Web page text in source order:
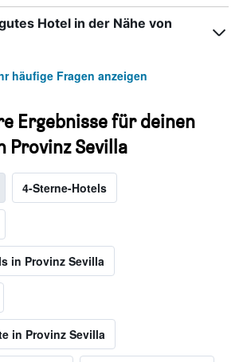
Hotel in der Nähe von
häufige Fragen anzeigen
Ergebnisse für deinen
Provinz Sevilla
4-Sterne-Hotels
in Provinz Sevilla
in Provinz Sevilla